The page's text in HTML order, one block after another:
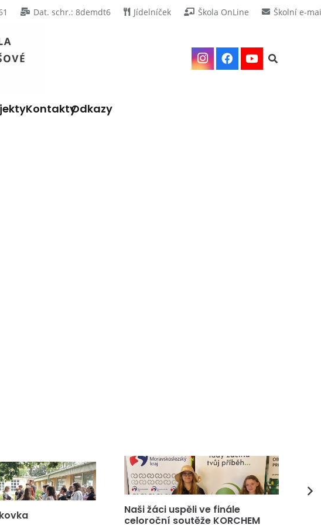
Dat. schr.: 8demdt6 Jídelníček Škola OnLine Školní e-
KontaktyOdkazy
Naši žáci uspěli ve finále
celoroční soutěže KORCHEM